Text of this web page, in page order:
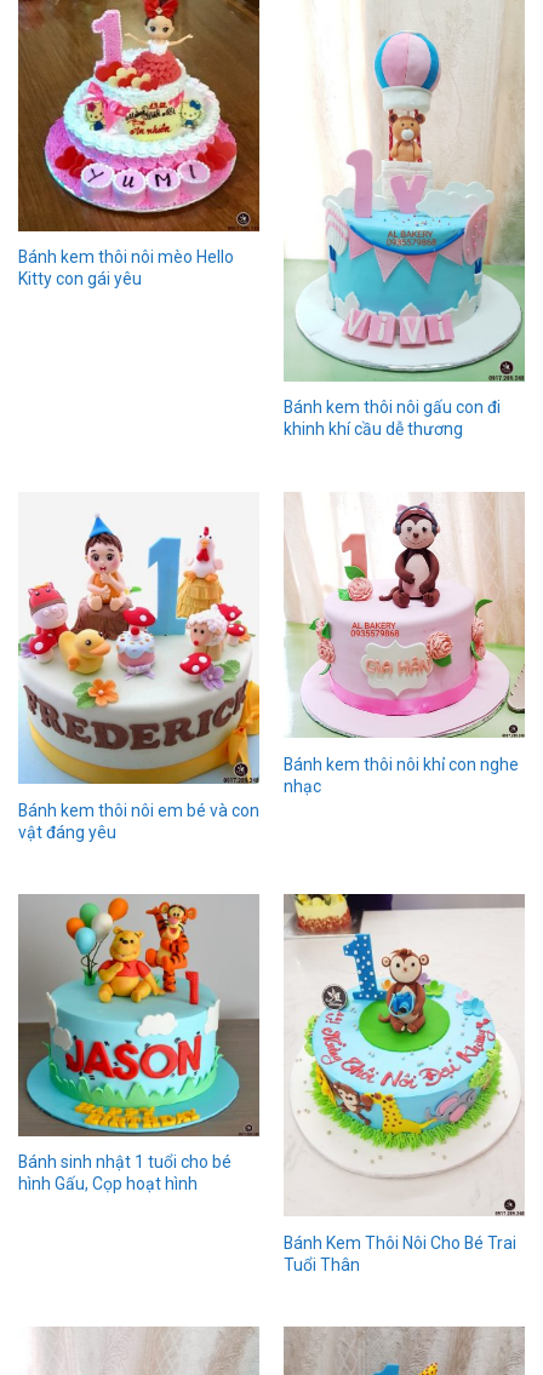
Bánh kem thôi nôi mèo Hello
Kitty con gái yêu
Bánh kem thôi nôi gấu con đi
khinh khí cầu dễ thương
Bánh kem thôi nôi em bé và con
vật đáng yêu
Bánh kem thôi nôi khỉ con nghe
nhạc
Bánh sinh nhật 1 tuổi cho bé
hình Gấu, Cọp hoạt hình
Bánh Kem Thôi Nôi Cho Bé Trai
Tuổi Thân